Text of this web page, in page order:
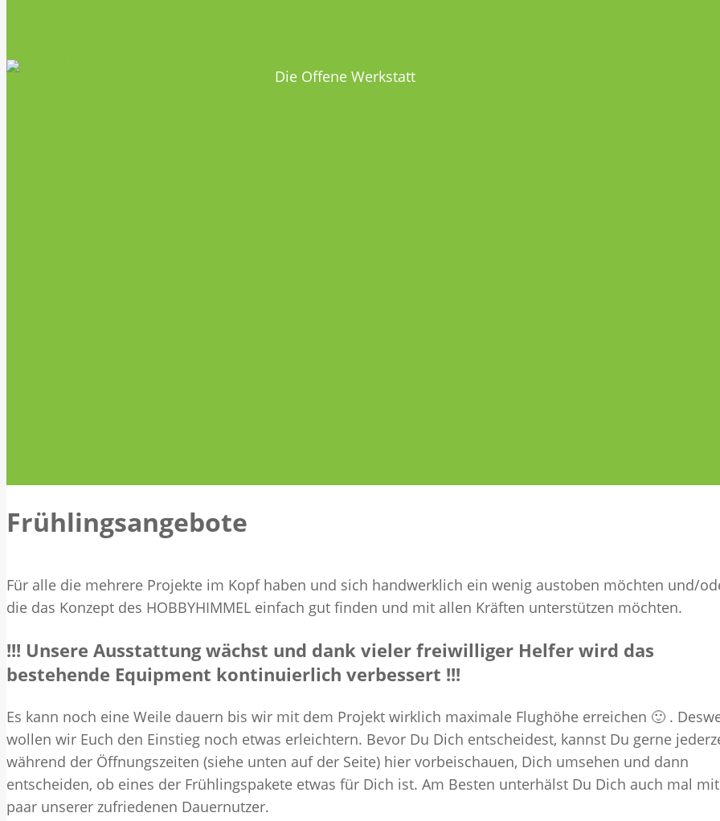
Die Offene Werkstatt
Frühlingsangebote
Für alle die mehrere Projekte im Kopf haben und sich handwerklich ein wenig austoben möchten und/
die das Konzept des HOBBYHIMMEL einfach gut finden und mit allen Kräften unterstützen möchten.
!!! Unsere Ausstattung wächst und dank vieler freiwilliger Helfer wird das
bestehende Equipment kontinuierlich verbessert !!!
Es kann noch eine Weile dauern bis wir mit dem Projekt wirklich maximale Flughöhe erreichen 🙂 .
wollen wir Euch den Einstieg noch etwas erleichtern. Bevor Du Dich entscheidest, kannst Du gerne
während der Öffnungszeiten (siehe unten auf der Seite) hier vorbeischauen, Dich umsehen und dann
entscheiden, ob eines der Frühlingspakete etwas für Dich ist. Am Besten unterhälst Du Dich auch mal
paar unserer zufriedenen Dauernutzer.